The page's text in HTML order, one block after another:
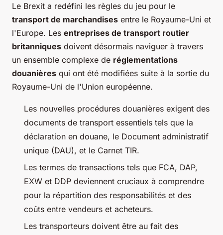
Le Brexit a redéfini les règles du jeu pour le
transport de marchandises entre le Royaume-Uni et
l'Europe. Les entreprises de transport routier
britanniques doivent désormais naviguer à travers
un ensemble complexe de réglementations
douanières qui ont été modifiées suite à la sortie du
Royaume-Uni de l'Union européenne.
Les nouvelles procédures douanières exigent des
documents de transport essentiels tels que la
déclaration en douane, le Document administratif
unique (DAU), et le Carnet TIR.
Les termes de transactions tels que FCA, DAP,
EXW et DDP deviennent cruciaux à comprendre
pour la répartition des responsabilités et des
coûts entre vendeurs et acheteurs.
Les transporteurs doivent être au fait des